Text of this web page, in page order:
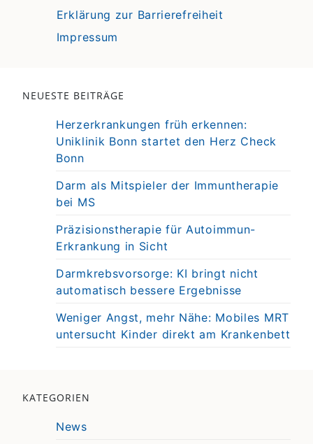
Erklärung zur Barrierefreiheit
Impressum
NEUESTE BEITRÄGE
Herzerkrankungen früh erkennen:
Uniklinik Bonn startet den Herz Check
Bonn
Darm als Mitspieler der Immuntherapie
bei MS
Präzisionstherapie für Autoimmun-
Erkrankung in Sicht
Darmkrebsvorsorge: KI bringt nicht
automatisch bessere Ergebnisse
Weniger Angst, mehr Nähe: Mobiles MRT
untersucht Kinder direkt am Krankenbett
KATEGORIEN
News